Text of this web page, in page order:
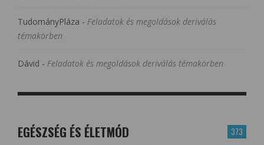
TudományPláza - Feladatok és megoldások deriválás
témakörben
Dávid - Feladatok és megoldások deriválás témakörben
373
EGÉSZSÉG ÉS ÉLETMÓD